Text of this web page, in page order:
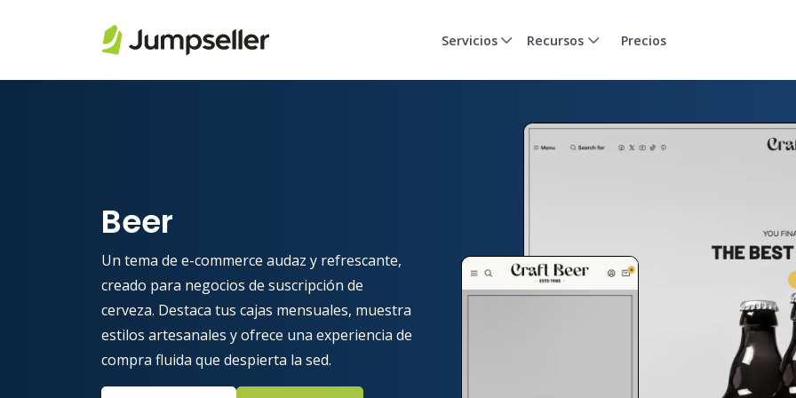
Servicios Recursos Precios
Beer
Un tema de e-commerce audaz y refrescante,
creado para negocios de suscripción de
cerveza. Destaca tus cajas mensuales, muestra
estilos artesanales y ofrece una experiencia de
compra fluida que despierta la sed.